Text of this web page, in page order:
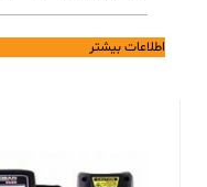
اطلاعات بیشتر